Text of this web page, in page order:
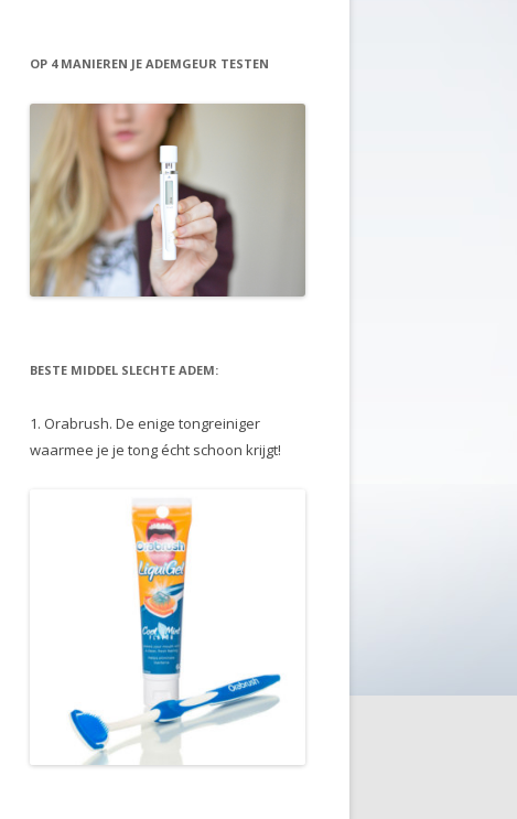
OP 4 MANIEREN JE ADEMGEUR TESTEN
BESTE MIDDEL SLECHTE ADEM:
1. Orabrush. De enige tongreiniger
waarmee je je tong écht schoon krijgt!